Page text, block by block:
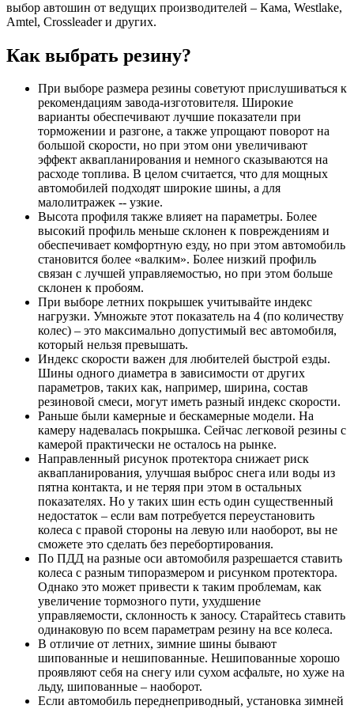
выбор автошин от ведущих производителей – Кама, Westlake,
Amtel, Crossleader и других.
Как выбрать резину?
При выборе размера резины советуют прислушиваться к
рекомендациям завода-изготовителя. Широкие
варианты обеспечивают лучшие показатели при
торможении и разгоне, а также упрощают поворот на
большой скорости, но при этом они увеличивают
эффект аквапланирования и немного сказываются на
расходе топлива. В целом считается, что для мощных
автомобилей подходят широкие шины, а для
малолитражек -- узкие.
Высота профиля также влияет на параметры. Более
высокий профиль меньше склонен к повреждениям и
обеспечивает комфортную езду, но при этом автомобиль
становится более «валким». Более низкий профиль
связан с лучшей управляемостью, но при этом больше
склонен к пробоям.
При выборе летних покрышек учитывайте индекс
нагрузки. Умножьте этот показатель на 4 (по количеству
колес) – это максимально допустимый вес автомобиля,
который нельзя превышать.
Индекс скорости важен для любителей быстрой езды.
Шины одного диаметра в зависимости от других
параметров, таких как, например, ширина, состав
резиновой смеси, могут иметь разный индекс скорости.
Раньше были камерные и бескамерные модели. На
камеру надевалась покрышка. Сейчас легковой резины с
камерой практически не осталось на рынке.
Направленный рисунок протектора снижает риск
аквапланирования, улучшая выброс снега или воды из
пятна контакта, и не теряя при этом в остальных
показателях. Но у таких шин есть один существенный
недостаток – если вам потребуется переустановить
колеса с правой стороны на левую или наоборот, вы не
сможете это сделать без перебортирования.
По ПДД на разные оси автомобиля разрешается ставить
колеса с разным типоразмером и рисунком протектора.
Однако это может привести к таким проблемам, как
увеличение тормозного пути, ухудшение
управляемости, склонность к заносу. Старайтесь ставить
одинаковую по всем параметрам резину на все колеса.
В отличие от летних, зимние шины бывают
шипованные и нешипованные. Нешипованные хорошо
проявляют себя на снегу или сухом асфальте, но хуже на
льду, шипованные – наоборот.
Если автомобиль переднеприводный, установка зимней